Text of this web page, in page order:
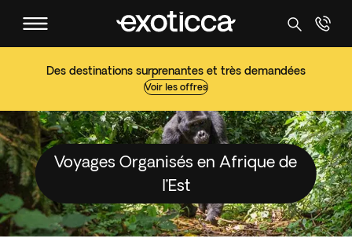
Des destinations surprenantes et très demandées
Voir les offres
Voyages Organisés en Afrique de
l’Est